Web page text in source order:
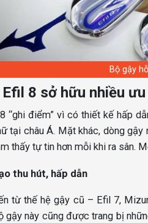
Bộ gậy
8 sở hữu nhiều
“ghi điểm” vì có thiết kế hấp
tại châu Á. Mặt khác, dòng
thấy tự tin hơn mỗi khi ra sân.
thu hút, hấp dẫn
từ thế hệ gậy cũ – Efil 7,
gậy này cũng được trang bị